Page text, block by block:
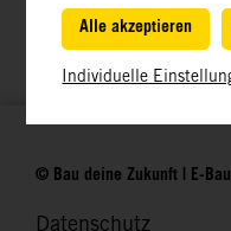
© Bau deine Zukunft | E-
Datenschutz
Alle akzeptieren
Individuelle